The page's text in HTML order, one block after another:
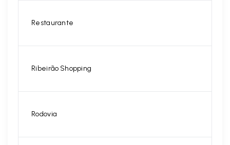
Restaurante
Ribeirão Shopping
Rodovia